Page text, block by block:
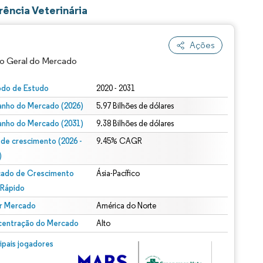
Veterinária
Ações
Geral do Mercado
de Estudo 2020 - 2031
do Mercado (2026) 5.97 Bilhões de dólares
do Mercado (2031) 9.38 Bilhões de dólares
de crescimento (2026 -
9.45% CAGR
de Crescimento
Ásia-Pacífico
Mercado América do Norte
do Mercado Alto
jogadores
© Mordor Intelligence. O reuso requer atribuição conforme CC BY 4.0.
CC BY 4.0.